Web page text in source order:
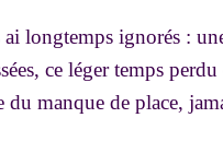
ai longtemps ignorés :
ce léger temps
du manque de place,